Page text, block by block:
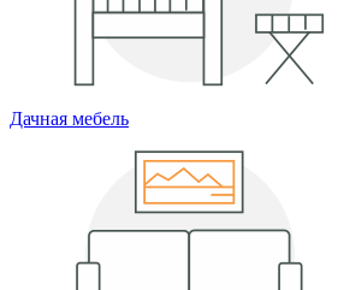
Дачная мебель